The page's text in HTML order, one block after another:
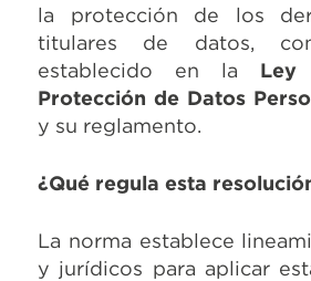
la protección de los
titulares de datos,
establecido en la Ley
Protección de Datos
y su reglamento.
¿Qué regula esta
La norma establece
y jurídicos para aplicar